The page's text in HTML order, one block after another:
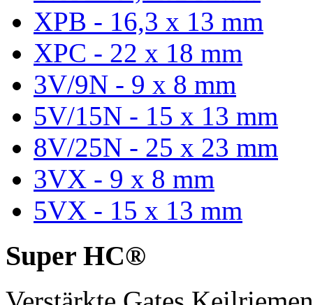
XPB - 16,3 x 13 mm
XPC - 22 x 18 mm
3V/9N - 9 x 8 mm
5V/15N - 15 x 13 mm
8V/25N - 25 x 23 mm
3VX - 9 x 8 mm
5VX - 15 x 13 mm
Super HC®